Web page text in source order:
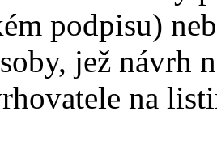
podpisu)
jež návrh
na